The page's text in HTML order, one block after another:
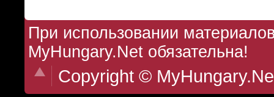
При использовании
MyHungary.Net обязательна!
Copyright ©